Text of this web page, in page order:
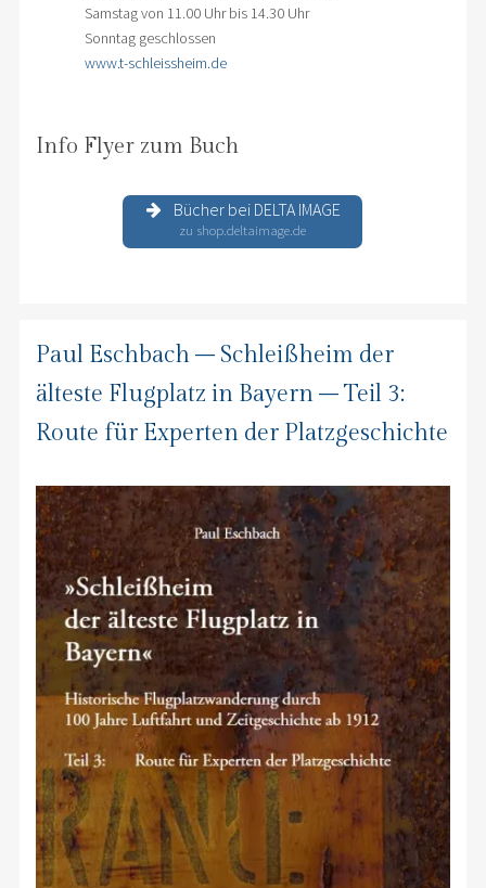
Samstag von 11.00 Uhr bis 14.30 Uhr
Sonntag geschlossen
www.t-schleissheim.de
Info Flyer zum Buch
Bücher bei DELTA IMAGE
zu shop.deltaimage.de
Paul Eschbach – Schleißheim der
älteste Flugplatz in Bayern – Teil 3:
Route für Experten der Platzgeschichte